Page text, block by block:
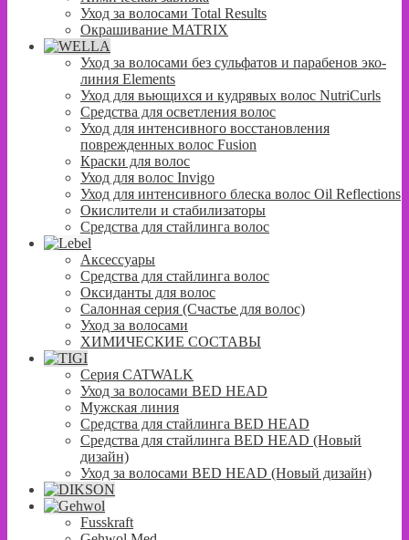
Уход за волосами Total Results
Окрашивание MATRIX
Уход за волосами без сульфатов и парабенов эко-
линия Elements
Уход для вьющихся и кудрявых волос NutriCurls
Средства для осветления волос
Уход для интенсивного восстановления
поврежденных волос Fusion
Краски для волос
Уход для волос Invigo
Уход для интенсивного блеска волос Oil Reflections
Окислители и стабилизаторы
Средства для стайлинга волос
Аксессуары
Средства для стайлинга волос
Оксиданты для волос
Салонная серия (Счастье для волос)
Уход за волосами
ХИМИЧЕСКИЕ СОСТАВЫ
Серия CATWALK
Уход за волосами BED HEAD
Мужская линия
Средства для стайлинга BED HEAD
Средства для стайлинга BED HEAD (Новый
дизайн)
Уход за волосами BED HEAD (Новый дизайн)
Fusskraft